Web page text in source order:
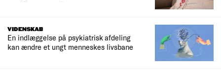
VIDENSKAB
En indlæggelse på psykiatrisk afdeling
kan ændre et ungt menneskes livsbane